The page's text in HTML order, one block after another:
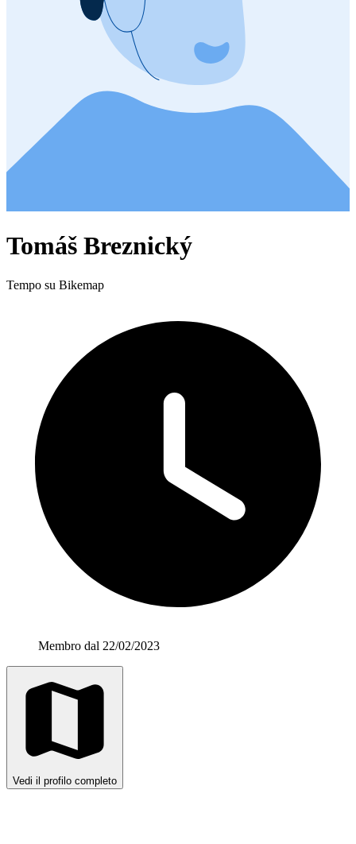
Tomáš Breznický
Tempo su Bikemap
Membro dal 22/02/2023
Vedi il profilo completo